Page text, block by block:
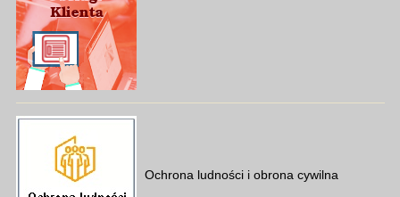
Ochrona ludności i obrona cywilna